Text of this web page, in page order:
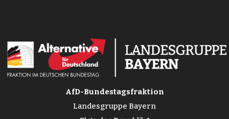
AfD-Bundestagsfraktion
Landesgruppe Bayern